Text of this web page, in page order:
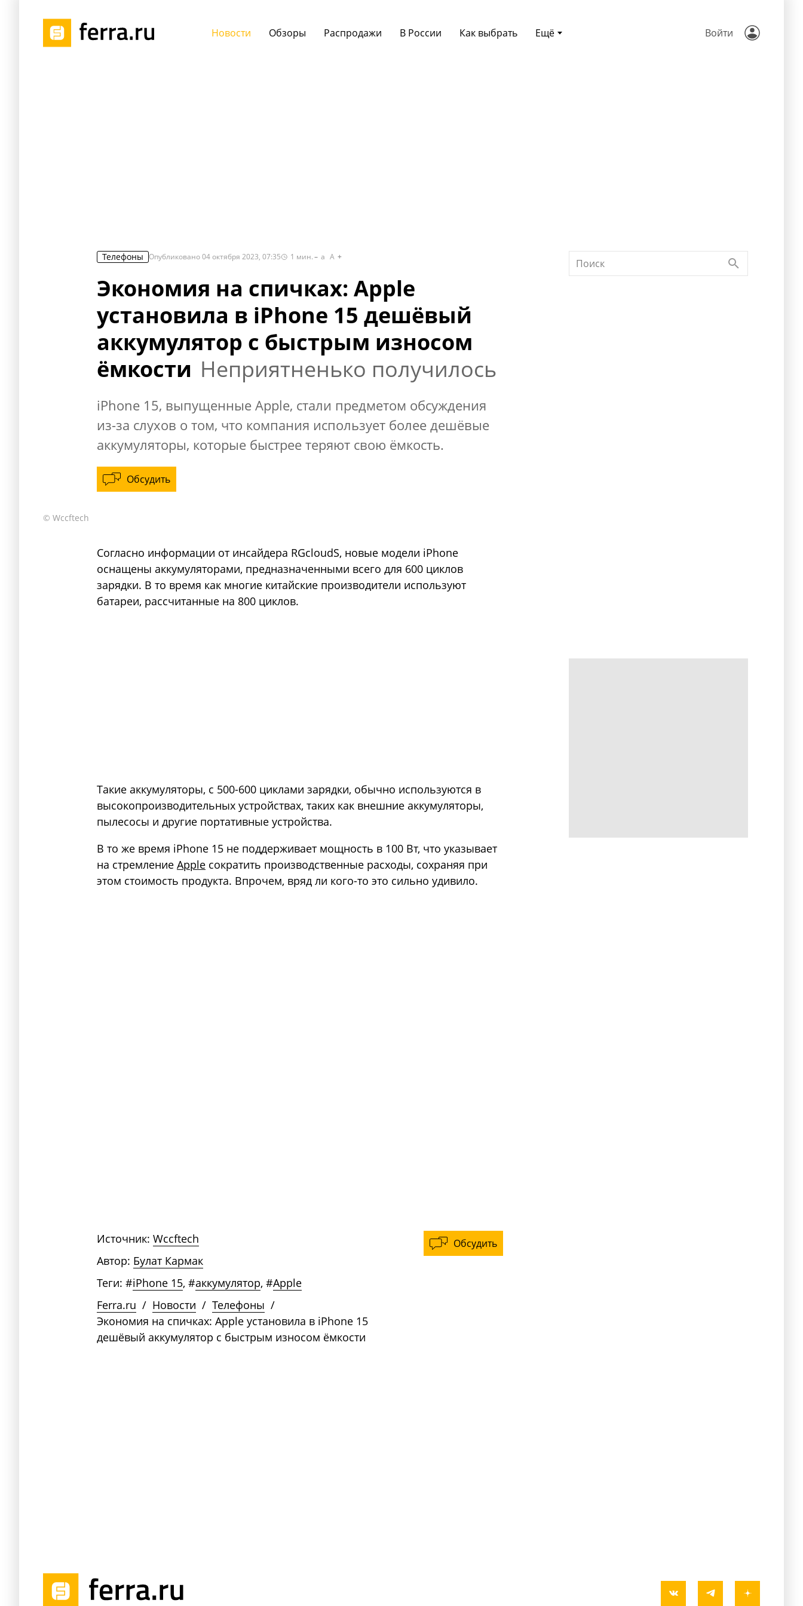
Ещё
Новости Обзоры Распродажи В России Как выбрать Войти
Телефоны Опубликовано04 октября 2023, 07:35 1 мин. a A
Экономия на спичках: Apple
установила в iPhone 15 дешёвый
аккумулятор с быстрым износом
ёмкости Неприятненько получилось
iPhone 15, выпущенные Apple, стали предметом обсуждения
из-за слухов о том, что компания использует более дешёвые
аккумуляторы, которые быстрее теряют свою ёмкость.
Обсудить
© Wccftech
Согласно информации от инсайдера RGcloudS, новые модели iPhone
оснащены аккумуляторами, предназначенными всего для 600 циклов
зарядки. В то время как многие китайские производители используют
батареи, рассчитанные на 800 циклов.
Такие аккумуляторы, с 500-600 циклами зарядки, обычно используются в
высокопроизводительных устройствах, таких как внешние аккумуляторы,
пылесосы и другие портативные устройства.
В то же время iPhone 15 не поддерживает мощность в 100 Вт, что указывает
на стремление Apple сократить производственные расходы, сохраняя при
этом стоимость продукта. Впрочем, вряд ли кого-то это сильно удивило.
Обсудить
Источник: Wccftech
Автор: Булат Кармак
Теги: #iPhone 15, #аккумулятор, #Apple
Ferra.ru / Новости / Телефоны /
Экономия на спичках: Apple установила в iPhone 15
дешёвый аккумулятор с быстрым износом ёмкости